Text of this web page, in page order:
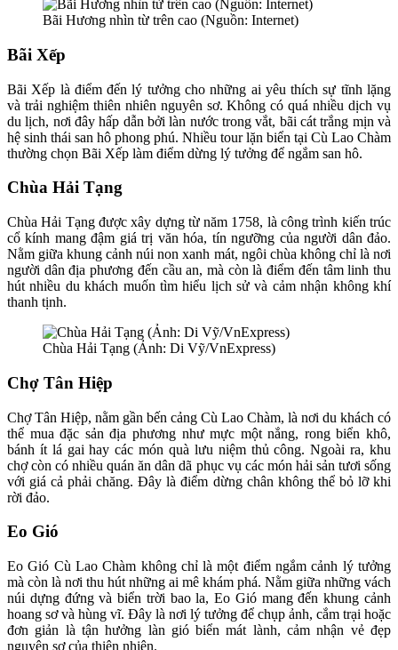
Bãi Hương nhìn từ trên cao (Nguồn: Internet)
Bãi Xếp
Bãi Xếp là điểm đến lý tưởng cho những ai yêu thích sự tĩnh lặng
và trải nghiệm thiên nhiên nguyên sơ. Không có quá nhiều dịch vụ
du lịch, nơi đây hấp dẫn bởi làn nước trong vắt, bãi cát trắng mịn và
hệ sinh thái san hô phong phú. Nhiều tour lặn biển tại Cù Lao Chàm
thường chọn Bãi Xếp làm điểm dừng lý tưởng để ngắm san hô.
Chùa Hải Tạng
Chùa Hải Tạng được xây dựng từ năm 1758, là công trình kiến trúc
cổ kính mang đậm giá trị văn hóa, tín ngưỡng của người dân đảo.
Nằm giữa khung cảnh núi non xanh mát, ngôi chùa không chỉ là nơi
người dân địa phương đến cầu an, mà còn là điểm đến tâm linh thu
hút nhiều du khách muốn tìm hiểu lịch sử và cảm nhận không khí
thanh tịnh.
Chùa Hải Tạng (Ảnh: Di Vỹ/VnExpress)
Chợ Tân Hiệp
Chợ Tân Hiệp, nằm gần bến cảng Cù Lao Chàm, là nơi du khách có
thể mua đặc sản địa phương như mực một nắng, rong biển khô,
bánh ít lá gai hay các món quà lưu niệm thủ công. Ngoài ra, khu
chợ còn có nhiều quán ăn dân dã phục vụ các món hải sản tươi sống
với giá cả phải chăng. Đây là điểm dừng chân không thể bỏ lỡ khi
rời đảo.
Eo Gió
Eo Gió Cù Lao Chàm không chỉ là một điểm ngắm cảnh lý tưởng
mà còn là nơi thu hút những ai mê khám phá. Nằm giữa những vách
núi dựng đứng và biển trời bao la, Eo Gió mang đến khung cảnh
hoang sơ và hùng vĩ. Đây là nơi lý tưởng để chụp ảnh, cắm trại hoặc
đơn giản là tận hưởng làn gió biển mát lành, cảm nhận vẻ đẹp
nguyên sơ của thiên nhiên.